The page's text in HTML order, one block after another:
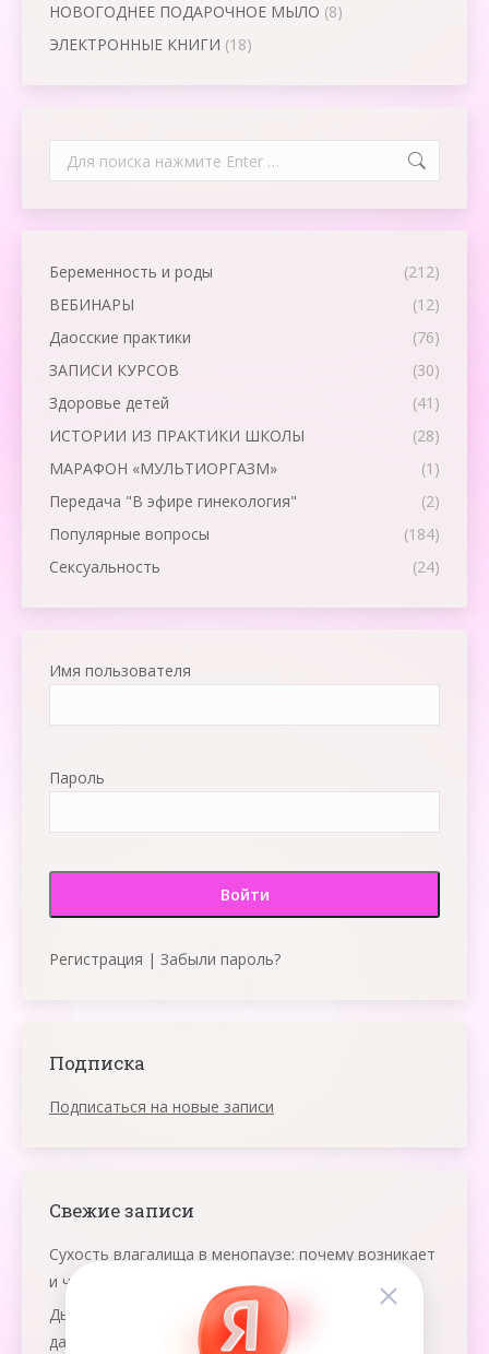
НОВОГОДНЕЕ ПОДАРОЧНОЕ МЫЛО (8)
ЭЛЕКТРОННЫЕ КНИГИ (18)
Search:
Беременность и роды
(212)
ВЕБИНАРЫ
(12)
Даосские практики
(76)
ЗАПИСИ КУРСОВ
(30)
Здоровье детей
(41)
ИСТОРИИ ИЗ ПРАКТИКИ ШКОЛЫ
(28)
МАРАФОН «МУЛЬТИОРГАЗМ»
(1)
Передача "В эфире гинекология"
(2)
Популярные вопросы
(184)
Сексуальность
(24)
Имя пользователя
Пароль
Регистрация | Забыли пароль?
Подписка
Подписаться на новые записи
Свежие записи
Сухость влагалища в менопаузе: почему возникает
и что помогает
Дыхание яичниками: что это и как работает эта
даосская практика